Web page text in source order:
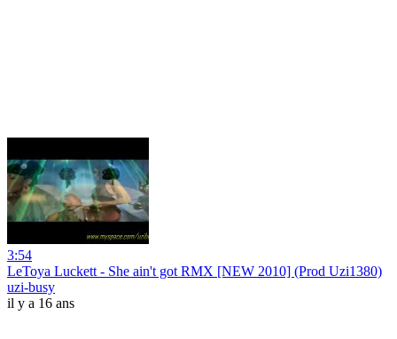
3:54
LeToya Luckett - She ain't got RMX [NEW 2010] (Prod Uzi1380)
uzi-busy
il y a 16 ans